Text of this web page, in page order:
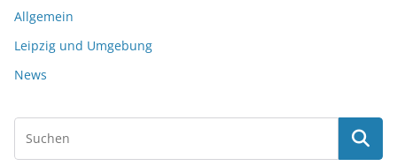
Allgemein
Leipzig und Umgebung
News